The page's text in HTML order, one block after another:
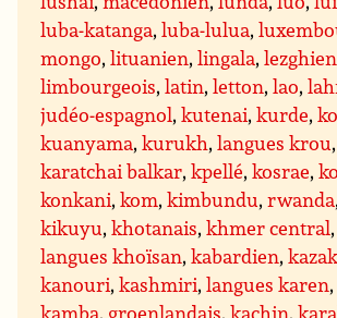
luba-katanga,luba-lulua,
mongo,lituanien,lingala,lezghien
limbourgeois,latin,letton,lao,
judéo-espagnol,kutenai,kurde,
kuanyama,kurukh,langues krou
karatchai balkar,kpellé,kosrae,
konkani,kom,kimbundu,rwanda
kikuyu,khotanais,khmer central
langues khoïsan,kabardien,
kanouri,kashmiri,langues karen
kamba, groenlandais,kachin,